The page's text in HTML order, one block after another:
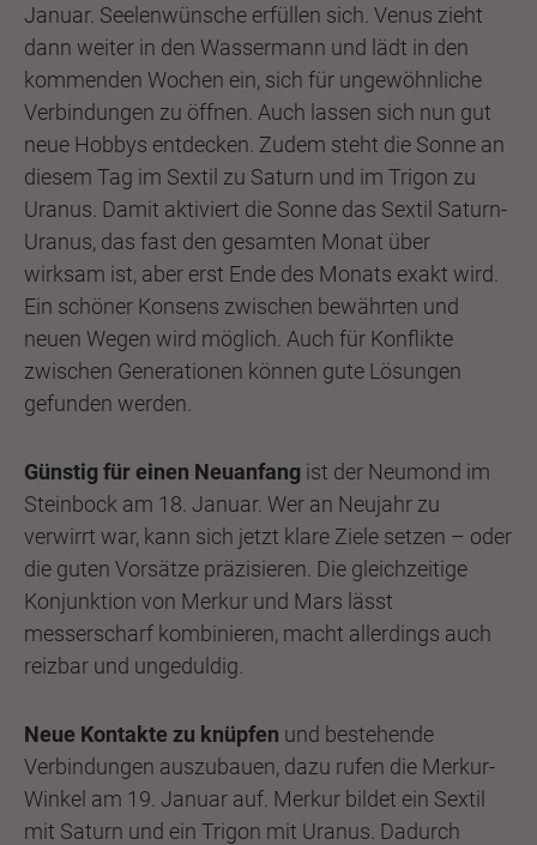
Januar. Seelenwünsche erfüllen sich. Venus zieht
dann weiter in den Wassermann und lädt in den
kommenden Wochen ein, sich für ungewöhnliche
Verbindungen zu öffnen. Auch lassen sich nun gut
neue Hobbys entdecken. Zudem steht die Sonne an
diesem Tag im Sextil zu Saturn und im Trigon zu
Uranus. Damit aktiviert die Sonne das Sextil Saturn-
Uranus, das fast den gesamten Monat über
wirksam ist, aber erst Ende des Monats exakt wird.
Ein schöner Konsens zwischen bewährten und
neuen Wegen wird möglich. Auch für Konflikte
zwischen Generationen können gute Lösungen
gefunden werden.
Günstig für einen Neuanfang ist der Neumond im
Steinbock am 18. Januar. Wer an Neujahr zu
verwirrt war, kann sich jetzt klare Ziele setzen – oder
die guten Vorsätze präzisieren. Die gleichzeitige
Konjunktion von Merkur und Mars lässt
messerscharf kombinieren, macht allerdings auch
reizbar und ungeduldig.
Neue Kontakte zu knüpfen und bestehende
Verbindungen auszubauen, dazu rufen die Merkur-
Winkel am 19. Januar auf. Merkur bildet ein Sextil
mit Saturn und ein Trigon mit Uranus. Dadurch